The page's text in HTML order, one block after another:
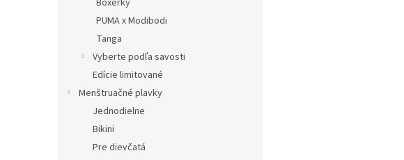
PUMA x Modibodi
Tanga
Vyberte podľa savosti
Edície limitované
Menštruačné plavky
Jednodielne
Bikini
Pre dievčatá